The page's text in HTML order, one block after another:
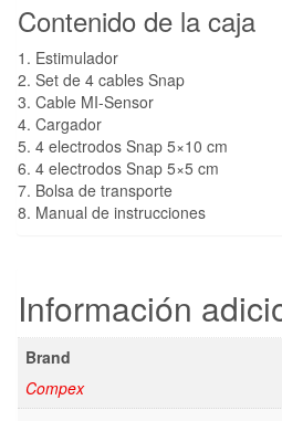
Contenido de la caja
1. Estimulador
2. Set de 4 cables Snap
3. Cable MI-Sensor
4. Cargador
5. 4 electrodos Snap 5×10 cm
6. 4 electrodos Snap 5×5 cm
7. Bolsa de transporte
8. Manual de instrucciones
Información
Brand
Compex